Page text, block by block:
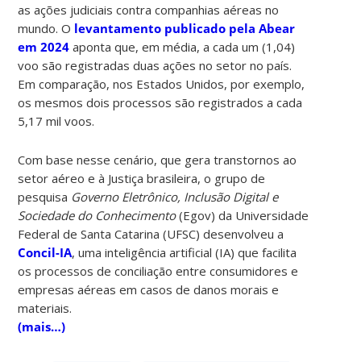
as ações judiciais contra companhias aéreas no
mundo. O levantamento publicado pela Abear
em 2024 aponta que, em média, a cada um (1,04)
voo são registradas duas ações no setor no país.
Em comparação, nos Estados Unidos, por exemplo,
os mesmos dois processos são registrados a cada
5,17 mil voos.
Com base nesse cenário, que gera transtornos ao
setor aéreo e à Justiça brasileira, o grupo de
pesquisa Governo Eletrônico, Inclusão Digital e
Sociedade do Conhecimento(Egov) da Universidade
Federal de Santa Catarina (UFSC) desenvolveu a
Concil-IA, uma inteligência artificial (IA) que facilita
os processos de conciliação entre consumidores e
empresas aéreas em casos de danos morais e
materiais.
(mais…)